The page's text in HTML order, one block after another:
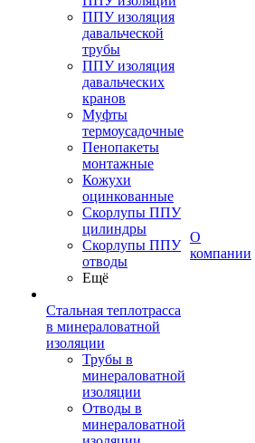
ППУ изоляция
давальческой
трубы
ППУ изоляция
давальческих
кранов
Муфты
термоусадочные
Пенопакеты
монтажные
Кожухи
оцинкованные
Скорлупы ППУ
цилиндры
Скорлупы ППУ
отводы
Ещё
Стальная теплотрасса
в минераловатной
изоляции
Трубы в
минераловатной
изоляции
Отводы в
минераловатной
О
компании